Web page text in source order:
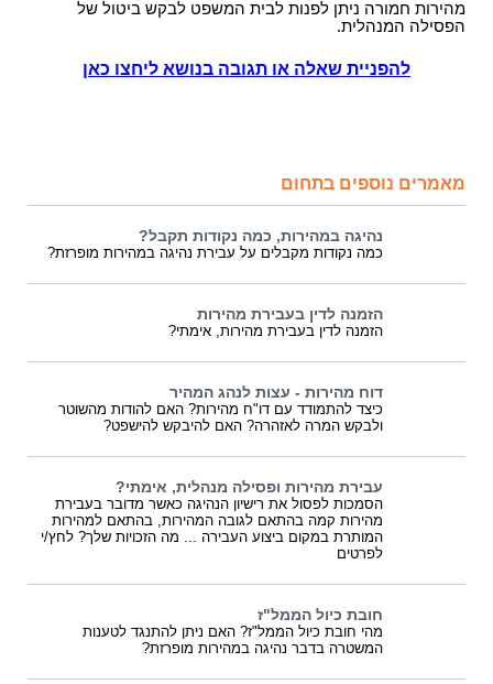
מהירות חמורה ניתן לפנות לבית המשפט לבקש ביטול של
הפסילה המנהלית.
להפניית שאלה או תגובה בנושא ליחצו כאן
מאמרים נוספים בתחום
נהיגה במהירות, כמה נקודות תקבל?
כמה נקודות מקבלים על עבירת נהיגה במהירות מופרזת?
הזמנה לדין בעבירת מהירות
הזמנה לדין בעבירת מהירות, אימתי?
דוח מהירות - עצות לנהג המהיר
כיצד להתמודד עם דו"ח מהירות? האם להודות מהשוטר
ולבקש המרה לאזהרה? האם להיבקש להישפט?
עבירת מהירות ופסילה מנהלית, אימתי?
הסמכות לפסול את רישיון הנהיגה כאשר מדובר בעבירת
מהירות קמה בהתאם לגובה המהירות, בהתאם למהירות
המותרת במקום ביצוע העבירה ... מה הזכויות שלך? לחץ/י
לפרטים
חובת כיול הממל"ז
מהי חובת כיול הממל"ז? האם ניתן להתנגד לטענות
המשטרה בדבר נהיגה במהירות מופרזת?